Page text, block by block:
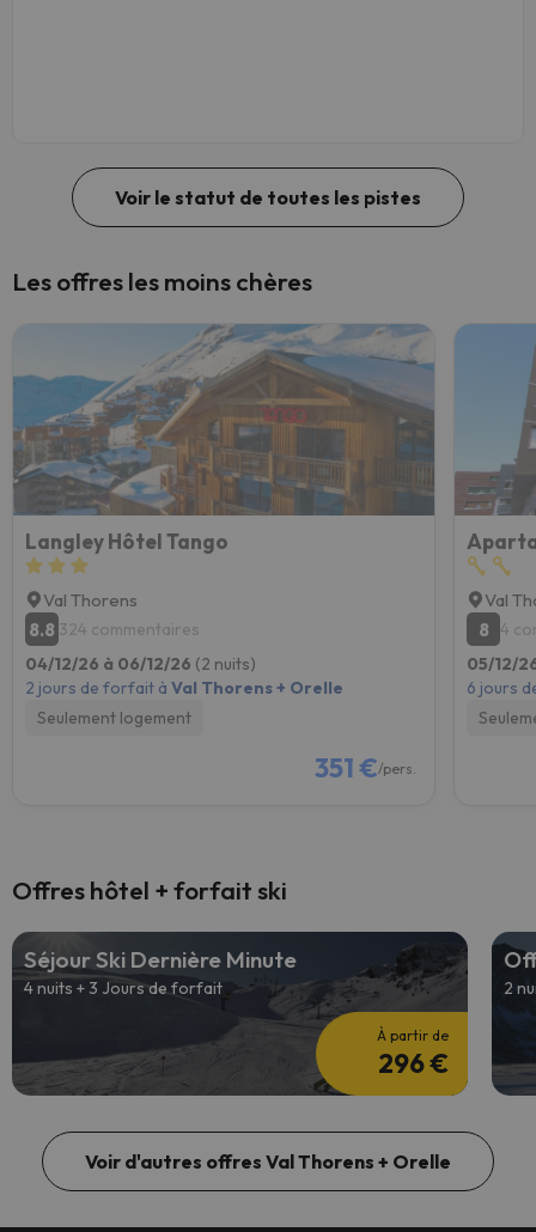
Voir le statut de toutes les pistes
Les offres les moins chères
Langley Hôtel Tango
Val Thorens
8.8 324 commentaires
04/12/26 à 06/12/26 (2 nuits)
2 jours de forfait à Val Thorens + Orelle
Seulement logement
351 €/pers.
Val
8 4
05/12/
6 jours
Offres hôtel + forfait ski
Séjour Ski Dernière Minute
4 nuits + 3 Jours de forfait
À partir de
296 €
2
Voir d'autres offres Val Thorens + Orelle